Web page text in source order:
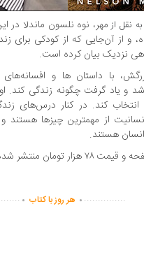
به نقل ازمهر، نوه نلسون ماندلا در
و از آن‌جایی که از کودکی برای
نزدیک بیان کرده است.
با داستان ها و
و یاد گرفت چگونه زندگی کند.
کند. در کنار درس‌های
از مهمترین چیزها هستند
هستند.
...............
. هر روز با کتاب .